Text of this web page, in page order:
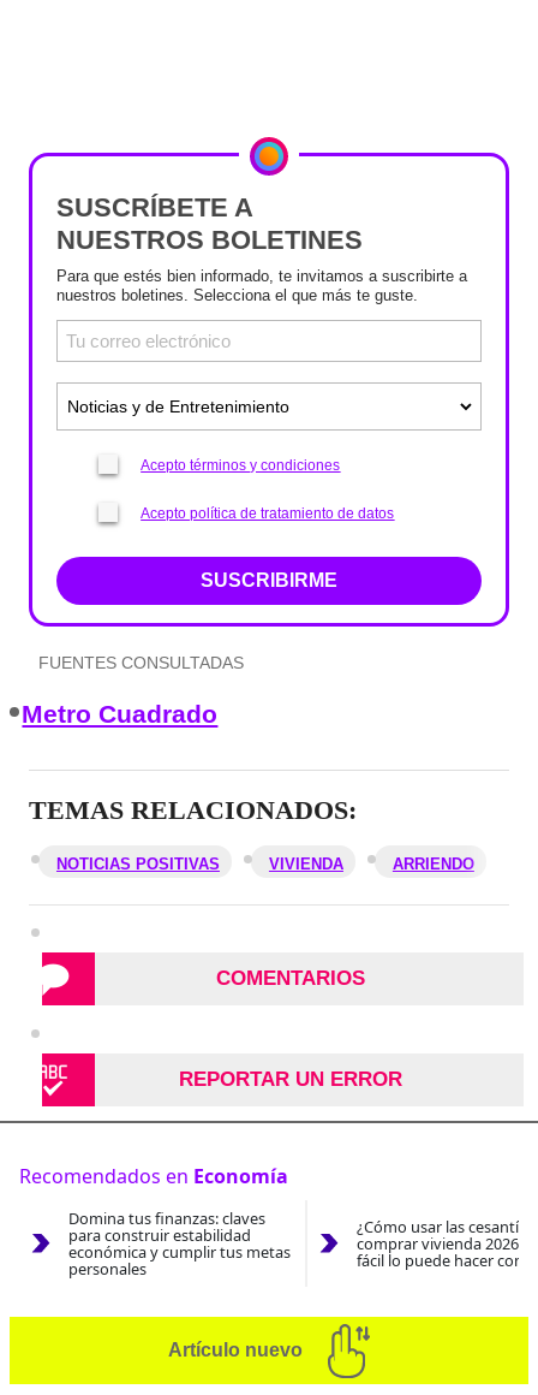
SUSCRÍBETE A
NUESTROS BOLETINES
Para que estés bien informado, te invitamos a suscribirte a
nuestros boletines. Selecciona el que más te guste.
Acepto términos y condiciones
Acepto política de tratamiento de datos
SUSCRIBIRME
FUENTES CONSULTADAS
Metro Cuadrado
TEMAS RELACIONADOS:
NOTICIAS POSITIVAS VIVIENDA ARRIENDO
COMENTARIOS
REPORTAR UN ERROR
Recomendados en Economía
Domina tus finanzas: claves
para construir estabilidad
económica y cumplir tus metas
personales
¿Cómo usar las
comprar vivienda 2026?
fácil lo puede hacer con
Artículo nuevo